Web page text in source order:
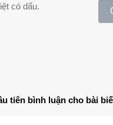
có dấu.
tiên bình luận cho bài